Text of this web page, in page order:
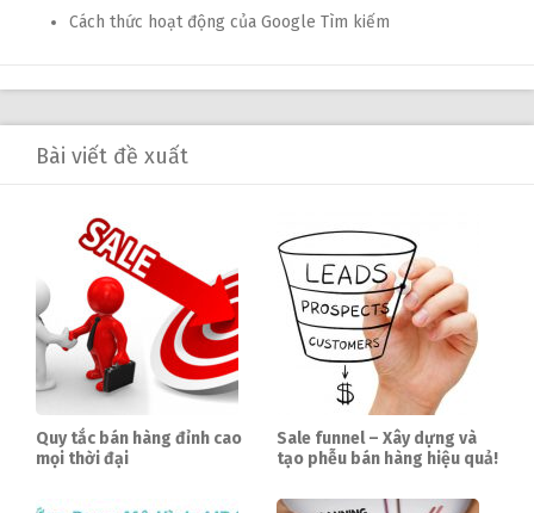
Cách thức hoạt động của Google Tìm kiếm
Bài viết đề xuất
Quy tắc bán hàng đỉnh cao
mọi thời đại
Sale funnel – Xây dựng và
tạo phễu bán hàng hiệu quả!